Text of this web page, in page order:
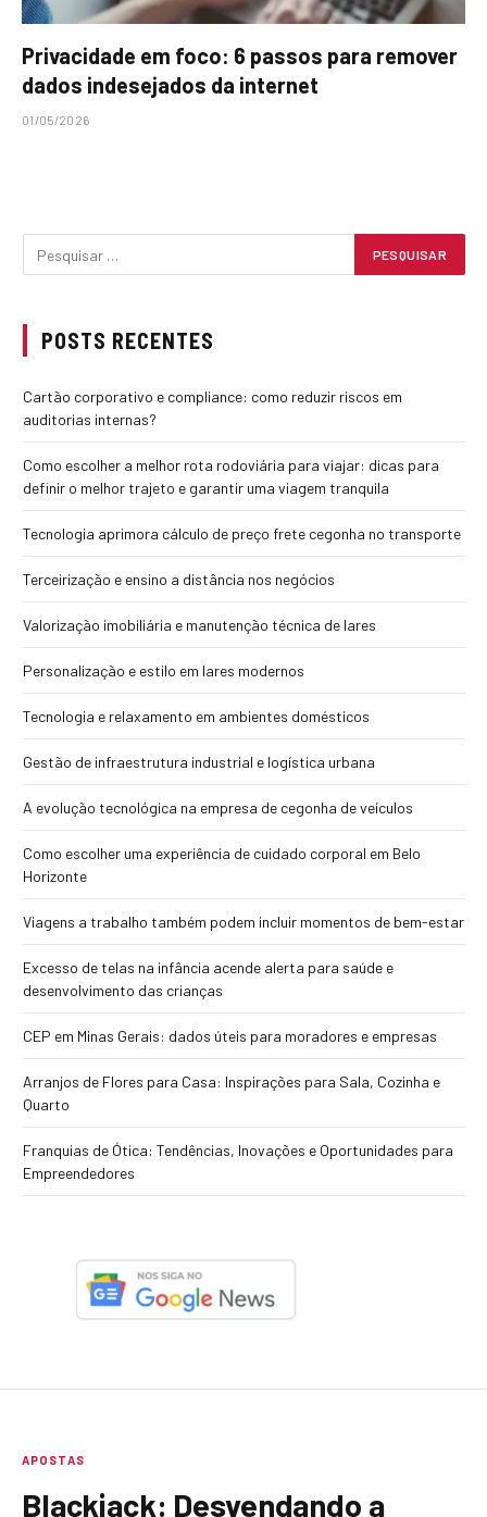
Privacidade em foco: 6 passos para remover
dados indesejados da internet
01/05/2026
POSTS RECENTES
Cartão corporativo e compliance: como reduzir riscos em
auditorias internas?
Como escolher a melhor rota rodoviária para viajar: dicas para
definir o melhor trajeto e garantir uma viagem tranquila
Tecnologia aprimora cálculo de preço frete cegonha no transporte
Terceirização e ensino a distância nos negócios
Valorização imobiliária e manutenção técnica de lares
Personalização e estilo em lares modernos
Tecnologia e relaxamento em ambientes domésticos
Gestão de infraestrutura industrial e logística urbana
A evolução tecnológica na empresa de cegonha de veículos
Como escolher uma experiência de cuidado corporal em Belo
Horizonte
Viagens a trabalho também podem incluir momentos de bem-estar
Excesso de telas na infância acende alerta para saúde e
desenvolvimento das crianças
CEP em Minas Gerais: dados úteis para moradores e empresas
Arranjos de Flores para Casa: Inspirações para Sala, Cozinha e
Quarto
Franquias de Ótica: Tendências, Inovações e Oportunidades para
Empreendedores
APOSTAS
Blackjack: Desvendando a